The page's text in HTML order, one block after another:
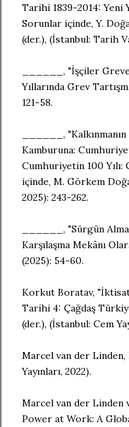
Tarihi 1839-2014: Yeni
Sorunlar içinde, Y.
(der.), (İstanbul: Tarih
______, "İşçiler Greve
Yıllarında Grev
121-58.
______,
Kamburuna:
Cumhuriyetin 100
içinde, M. Görkem
2025): 243-262.
______, "Sürgün
Karşılaşma Mekânı
(2025): 54-60.
Korkut Boratav,
Tarihi 4: Çağdaş
(der.), (İstanbul: Cem
Marcel van der Linden,
Yayınları, 2022).
Marcel van der Linden
Power at Work: A